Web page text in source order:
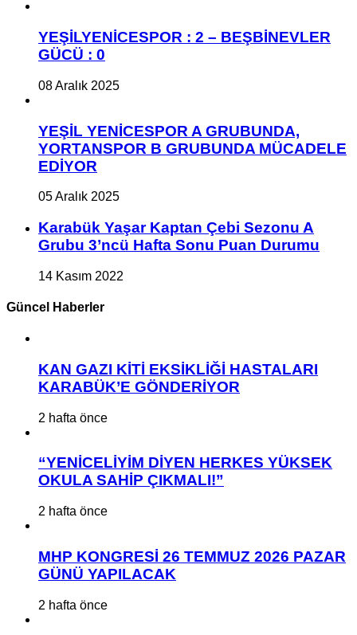
YEŞİLYENİCESPOR : 2 – BEŞBİNEVLER
GÜCÜ : 0
08 Aralık 2025
YEŞİL YENİCESPOR A GRUBUNDA,
YORTANSPOR B GRUBUNDA MÜCADELE
EDİYOR
05 Aralık 2025
Karabük Yaşar Kaptan Çebi Sezonu A
Grubu 3’ncü Hafta Sonu Puan Durumu
14 Kasım 2022
Güncel Haberler
KAN GAZI KİTİ EKSİKLİĞİ HASTALARI
KARABÜK’E GÖNDERİYOR
2 hafta önce
“YENİCELİYİM DİYEN HERKES YÜKSEK
OKULA SAHİP ÇIKMALI!”
2 hafta önce
MHP KONGRESİ 26 TEMMUZ 2026 PAZAR
GÜNÜ YAPILACAK
2 hafta önce